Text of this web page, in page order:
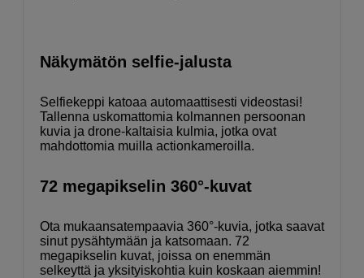
Näkymätön selfie-jalusta
Selfiekeppi katoaa automaattisesti videostasi!
Tallenna uskomattomia kolmannen persoonan
kuvia ja drone-kaltaisia ​​kulmia, jotka ovat
mahdottomia muilla actionkameroilla.
72 megapikselin 360°-kuvat
Ota mukaansatempaavia 360°-kuvia, jotka saavat
sinut pysähtymään ja katsomaan. 72
megapikselin kuvat, joissa on enemmän
selkeyttä ja yksityiskohtia kuin koskaan aiemmin!